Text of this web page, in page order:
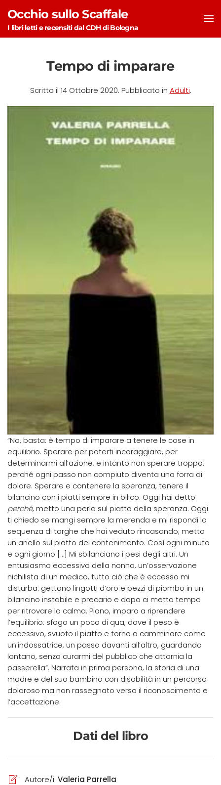
Skip to main content
Occhio sullo Scaffale
I libri letti e recensiti dal CDH di Bologna
Tempo di imparare
Scritto il 14 Ottobre 2020. Pubblicato in Adulti.
“No, basta: è tempo di imparare a tenere le cose in
equilibrio. Sperare per poterti incoraggiare, per
determinarmi all’azione, e intanto non sperare troppo:
perché ogni passo non compiuto diventa una forra di
dolore. Sperare e contenere la speranza, tenere il
bilancino con i piatti sempre in bilico. Oggi hai detto
perché, metto una perla sul piatto della speranza. Oggi
ti chiedo se mangi sempre la merenda e mi rispondi la
sequenza di targhe che hai veduto rincasando; metto
un anello sul piatto del contenimento. Così ogni minuto
e ogni giorno […] Mi sbilanciano i pesi degli altri. Un
entusiasmo eccessivo della nonna, un’osservazione
nichilista di un medico, tutto ciò che è eccesso mi
disturba: gettano lingotti d’oro e pezzi di piombo in un
bilancino instabile e precario e dopo ci metto tempo
per ritrovare la calma. Piano, imparo a riprendere
l’equilibrio: sfogo un poco di qua, dove il peso è
eccessivo, svuoto il piatto e torno a camminare come
un’indossatrice, un passo davanti all’altro, guardando
lontano, senza curarmi del pubblico che attornia la
passerella”. Narrata in prima persona, la storia di una
madre e del suo bambino con disabilità in un percorso
doloroso ma non rassegnato verso il riconoscimento e
l’accettazione.
Dati del libro
Autore/i: Valeria Parrella